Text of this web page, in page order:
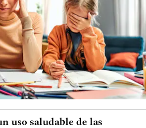
uso saludable de las